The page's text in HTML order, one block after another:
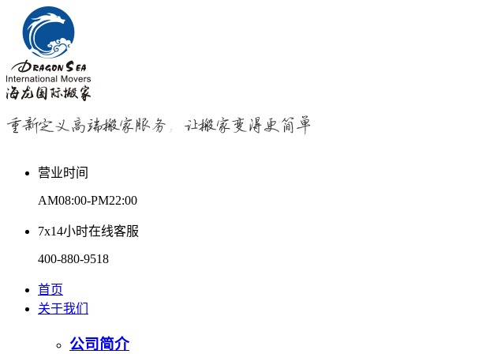
营业时间
AM08:00-PM22:00
7x14小时在线客服
400-880-9518
首页
关于我们
公司简介